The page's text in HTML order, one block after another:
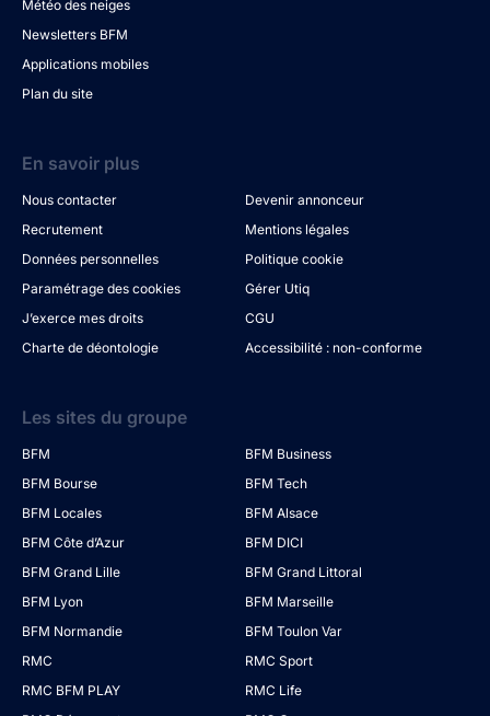
Météo des neiges
Newsletters BFM
Applications mobiles
Plan du site
En savoir plus
Nous contacter
Devenir annonceur
Recrutement
Mentions légales
Données personnelles
Politique cookie
Paramétrage des cookies
Gérer Utiq
J’exerce mes droits
CGU
Charte de déontologie
Accessibilité : non-conforme
Les sites du groupe
BFM
BFM Business
BFM Bourse
BFM Tech
BFM Locales
BFM Alsace
BFM Côte d’Azur
BFM DICI
BFM Grand Lille
BFM Grand Littoral
BFM Lyon
BFM Marseille
BFM Normandie
BFM Toulon Var
RMC
RMC Sport
RMC BFM PLAY
RMC Life